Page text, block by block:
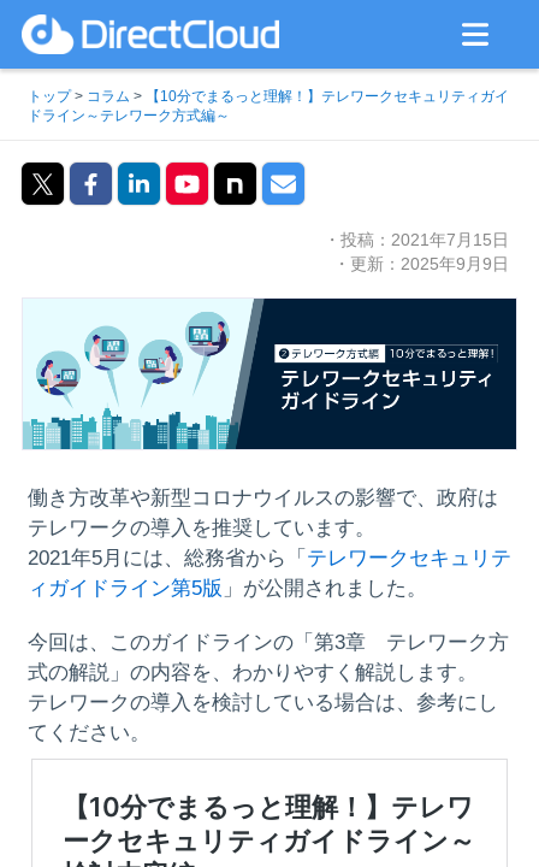
トップ> コラム >
【10分でまるっと理解！】テレワークセキュリティガイ
ドライン～テレワーク方式編～
・投稿：2021年7月15日
・更新：2025年9月9日
働き方改革や新型コロナウイルスの影響で、政府は
テレワークの導入を推奨しています。
2021年5月には、総務省から「 テレワークセキュリテ
ィガイドライン第5版 」が公開されました。
今回は、このガイドラインの「第3章 テレワーク方
式の解説」の内容を、わかりやすく解説します。
テレワークの導入を検討している場合は、参考にし
てください。